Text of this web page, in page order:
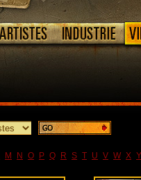
M N O P Q R S T U V W X Y